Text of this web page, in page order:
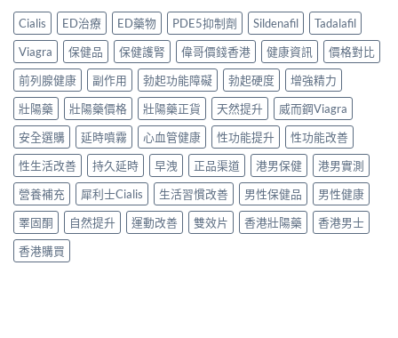
Cialis ED治療 ED藥物 PDE5抑制劑 Sildenafil
Tadalafil
Viagra
保健品 保健護腎 偉哥價錢香港 健康資訊
價格對比
前列腺健康
副作用 勃起功能障礙 勃起硬度
增強精力
壯陽藥
壯陽藥價格 壯陽藥正貨 天然提升
威而鋼Viagra
安全選購
延時噴霧 心血管健康 性功能提升
性功能改善
性生活改善
持久延時 早洩 正品渠道 港男保健
港男實測
營養補充
犀利士Cialis 生活習慣改善 男性保健品
男性健康
睪固酮
自然提升 運動改善 雙效片 香港壯陽藥
香港男士
香港購買